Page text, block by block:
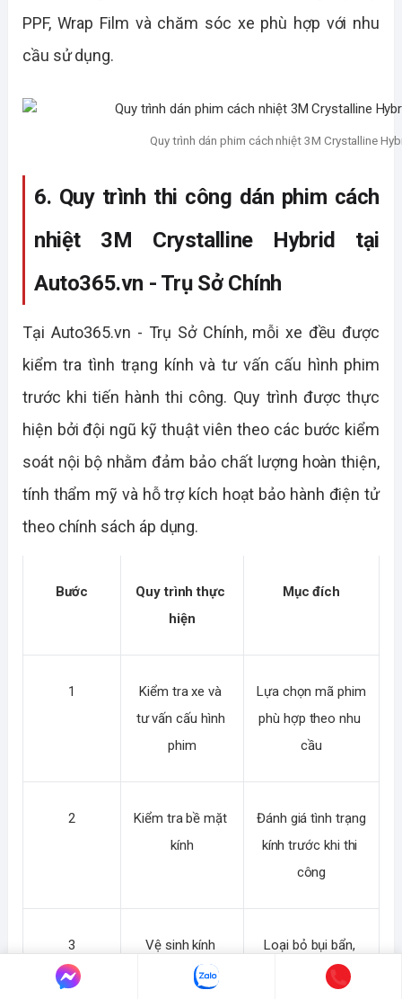
PPF, Wrap Film và chăm sóc xe phù hợp với nhu
cầu sử dụng.
Quy trình dán phim cách nhiệt 3M Crystalline
6. Quy trình thi công dán phim cách
nhiệt 3M Crystalline Hybrid tại
Auto365.vn - Trụ Sở Chính
Tại Auto365.vn - Trụ Sở Chính, mỗi xe đều được
kiểm tra tình trạng kính và tư vấn cấu hình phim
trước khi tiến hành thi công. Quy trình được thực
hiện bởi đội ngũ kỹ thuật viên theo các bước kiểm
soát nội bộ nhằm đảm bảo chất lượng hoàn thiện,
tính thẩm mỹ và hỗ trợ kích hoạt bảo hành điện tử
theo chính sách áp dụng.
Bước
Quy trình thực
hiện
Mục đích
1
Kiểm tra xe và
tư vấn cấu hình
phim
Lựa chọn mã phim
phù hợp theo nhu
cầu
2
Kiểm tra bề mặt
kính
Đánh giá tình trạng
kính trước khi thi
công
3
Vệ sinh kính
chuyên sâu
Loại bỏ bụi bẩn,
tăng độ bám dính